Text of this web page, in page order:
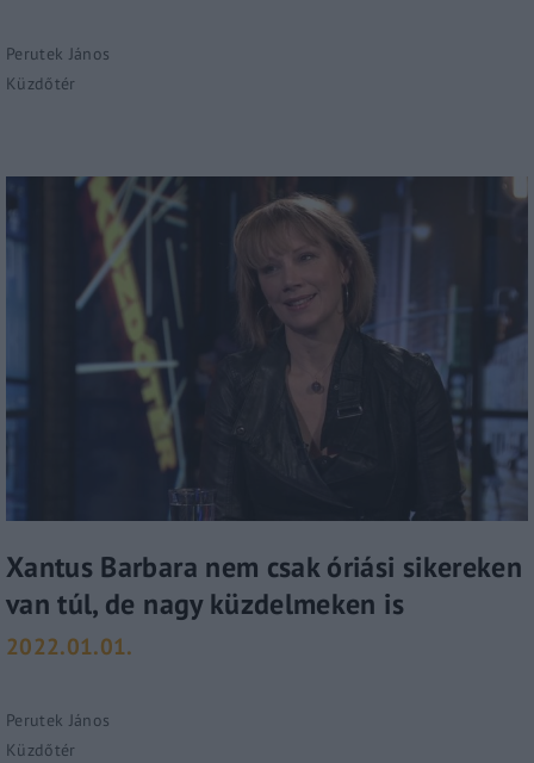
Perutek János
Küzdőtér
Xantus Barbara nem csak óriási sikereken
van túl, de nagy küzdelmeken is
2022.01.01.
Perutek János
Küzdőtér